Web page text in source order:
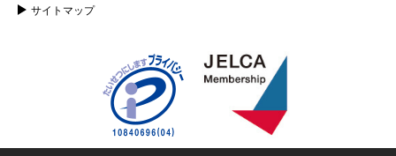
サイトマップ